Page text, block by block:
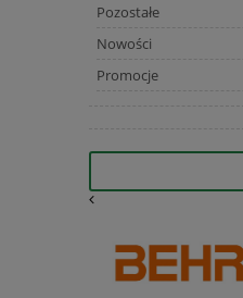
Pozostałe
Nowości
Promocje